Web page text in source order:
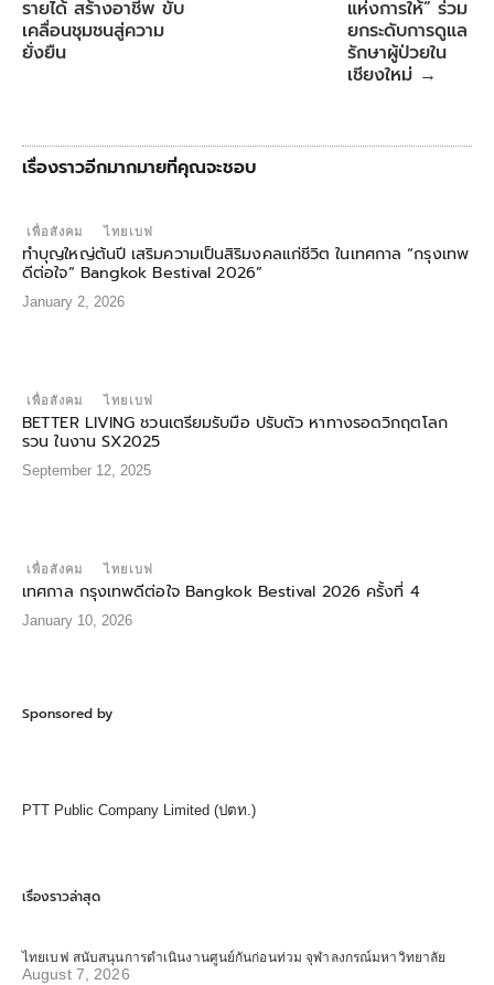
รายได้ สร้างอาชีพ ขับ
เคลื่อนชุมชนสู่ความ
ยั่งยืน
แห่งการให้” ร่วม
ยกระดับการดูแล
รักษาผู้ป่วยใน
เชียงใหม่ →
เรื่องราวอีกมากมายที่คุณจะชอบ
เพื่อสังคม ไทยเบฟ
ทำบุญใหญ่ต้นปี เสริมความเป็นสิริมงคลแก่ชีวิต ในเทศกาล “กรุงเทพ
ดีต่อใจ” Bangkok Bestival 2026”
January 2, 2026
เพื่อสังคม ไทยเบฟ
BETTER LIVING ชวนเตรียมรับมือ ปรับตัว หาทางรอดวิกฤตโลก
รวน ในงาน SX2025
September 12, 2025
เพื่อสังคม ไทยเบฟ
เทศกาล กรุงเทพดีต่อใจ Bangkok Bestival 2026 ครั้งที่ 4
January 10, 2026
Sponsored by
PTT Public Company Limited (ปตท.)
เรื่องราวล่าสุด
ไทยเบฟ สนับสนุนการดำเนินงานศูนย์กันก่อนท่วม จุฬาลงกรณ์มหาวิทยาลัย
August 7, 2026